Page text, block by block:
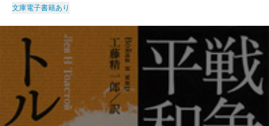
文庫電子書籍あり